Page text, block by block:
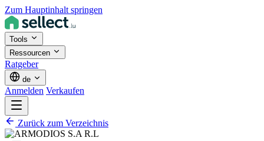
Zum Hauptinhalt springen
Tools
Ressourcen
Ratgeber
de
Anmelden Verkaufen
Zurück zum Verzeichnis